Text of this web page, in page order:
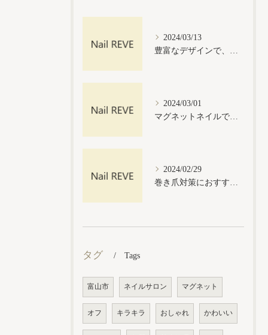
2024/03/13
2024/03/01
2024/02/29
タグ Tags
富山市 ネイルサロン マグネット
オフ キラキラ おしゃれ かわいい